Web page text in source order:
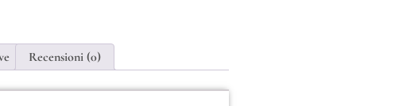
Recensioni (0)